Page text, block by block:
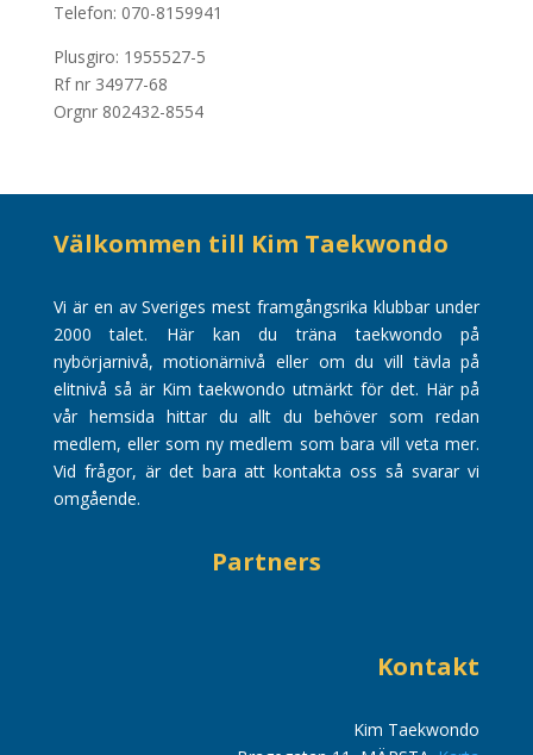
Telefon: 070-8159941
Plusgiro: 1955527-5
Rf nr 34977-68
Orgnr 802432-8554
Välkommen till Kim Taekwondo
Vi är en av Sveriges mest framgångsrika klubbar under
2000 talet. Här kan du träna taekwondo på
nybörjarnivå, motionärnivå eller om du vill tävla på
elitnivå så är Kim taekwondo utmärkt för det. Här på
vår hemsida hittar du allt du behöver som redan
medlem, eller som ny medlem som bara vill veta mer.
Vid frågor, är det bara att kontakta oss så svarar vi
omgående.
Partners
Kontakt
Kim Taekwondo